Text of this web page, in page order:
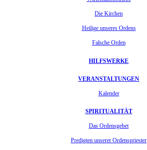
Die Kirchen
Heilige unseres Ordens
Falsche Orden
HILFSWERKE
VERANSTALTUNGEN
Kalender
SPIRITUALITÄT
Das Ordensgebet
Predigten unserer Ordenspriester